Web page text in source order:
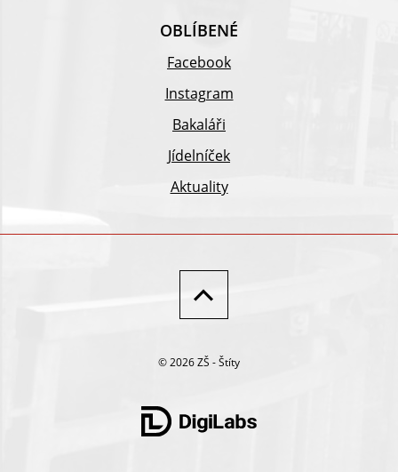
OBLÍBENÉ
Facebook
Instagram
Bakaláři
Jídelníček
Aktuality
© 2026 ZŠ - Štíty